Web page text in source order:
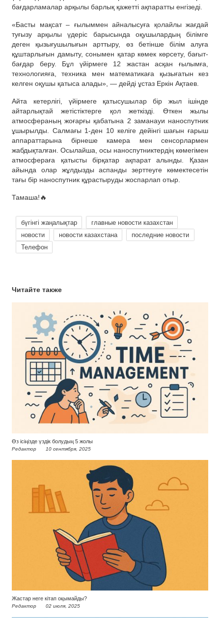
бағдарламалар арқылы барлық қажетті ақпаратты енгізеді.
«Басты мақсат – ғылыммен айналысуға қолайлы жағдай
туғызу арқылы үдеріс барысында оқушылардың білімге
деген қызығушылығын арттыру, өз бетінше білім алуға
құштарлығын дамыту, сонымен қатар көмек көрсету, бағыт-
бағдар беру. Бұл үйірмеге 12 жастан асқан ғылымға,
технологияға, техника мен математикаға қызығатын кез
келген оқушы қатыса алады», — дейді ұстаз Еркін Ақтаев.
Айта кетерлігі, үйірмеге қатысушылар бір жыл ішінде
айтарлықтай жетістіктерге қол жеткізді. Өткен жылы
атмосфераның жоғарғы қабатына 2 заманауи наноспутник
ұшырылды. Салмағы 1-ден 10 келіге дейінгі шағын ғарыш
аппараттарына бірнеше камера мен сенсорлармен
жабдықталған. Осылайша, осы наноспутниктердің көмегімен
атмосфераға қатысты бірқатар ақпарат алынды. Қазан
айында олар жұлдызды аспанды зерттеуге көмектесетін
тағы бір наноспутник құрастыруды жоспарлап отыр.
Тамаша!🔥
бүгінгі жаңалықтар
главные новости казахстан
новости
новости казахстана
последние новости
Телефон
Читайте также
Өз ісіңізде үздік болудың 5 жолы
Редактор 10 сентября, 2025
Жастар неге кітап оқымайды?
Редактор 02 июля, 2025